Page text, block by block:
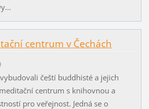
centrum v Čechách
čeští buddhisté a jejich
centrum s knihovnou a
pro veřejnost. Jedná se o